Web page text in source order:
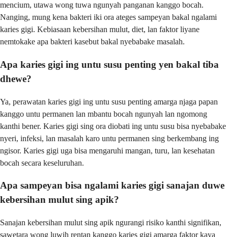
mencium, utawa wong tuwa ngunyah panganan kanggo bocah.
Nanging, mung kena bakteri iki ora ateges sampeyan bakal ngalami
karies gigi. Kebiasaan kebersihan mulut, diet, lan faktor liyane
nemtokake apa bakteri kasebut bakal nyebabake masalah.
Apa karies gigi ing untu susu penting yen bakal tiba
dhewe?
Ya, perawatan karies gigi ing untu susu penting amarga njaga papan
kanggo untu permanen lan mbantu bocah ngunyah lan ngomong
kanthi bener. Karies gigi sing ora diobati ing untu susu bisa nyebabake
nyeri, infeksi, lan masalah karo untu permanen sing berkembang ing
ngisor. Karies gigi uga bisa mengaruhi mangan, turu, lan kesehatan
bocah secara keseluruhan.
Apa sampeyan bisa ngalami karies gigi sanajan duwe
kebersihan mulut sing apik?
Sanajan kebersihan mulut sing apik ngurangi risiko kanthi signifikan,
sawetara wong luwih rentan kanggo karies gigi amarga faktor kaya